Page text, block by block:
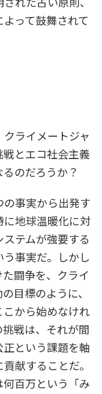
よって鼓舞されて
クライメートジャ
とエコ社会主義
のだろうか？
事実から出発す
に地球温暖化に対
テムが強要する
事実だ。しかし
闘争を、クライ
目標のように、
から始めなけれ
戦は、それが間
という課題を軸
献することだ。
百万という「み